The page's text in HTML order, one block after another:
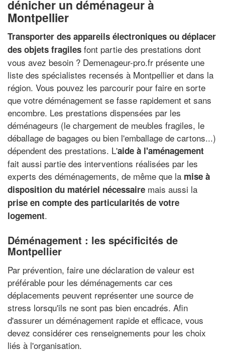
dénicher un déménageur à
Montpellier
Transporter des appareils électroniques ou déplacer
des objets fragiles font partie des prestations dont
vous avez besoin ? Demenageur-pro.fr présente une
liste des spécialistes recensés à Montpellier et dans la
région. Vous pouvez les parcourir pour faire en sorte
que votre déménagement se fasse rapidement et sans
encombre. Les prestations dispensées par les
déménageurs (le chargement de meubles fragiles, le
déballage de bagages ou bien l'emballage de cartons...)
dépendent des prestations. L'aide à l'aménagement
fait aussi partie des interventions réalisées par les
experts des déménagements, de même que la mise à
disposition du matériel nécessaire mais aussi la
prise en compte des particularités de votre
logement.
Déménagement : les spécificités de
Montpellier
Par prévention, faire une déclaration de valeur est
préférable pour les déménagements car ces
déplacements peuvent représenter une source de
stress lorsqu'ils ne sont pas bien encadrés. Afin
d'assurer un déménagement rapide et efficace, vous
devez considérer ces renseignements pour les choix
liés à l'organisation.